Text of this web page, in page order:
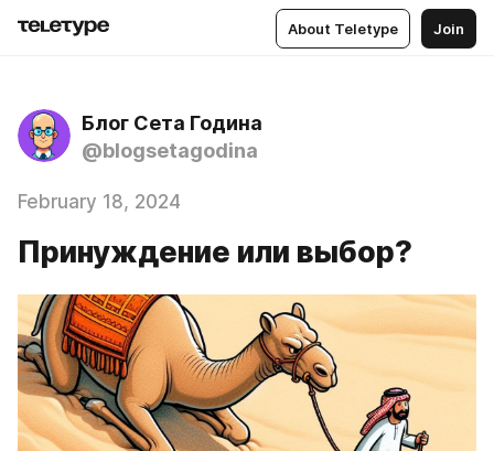
About Teletype Join
Блог Сета Година
@blogsetagodina
February 18, 2024
Принуждение или выбор?